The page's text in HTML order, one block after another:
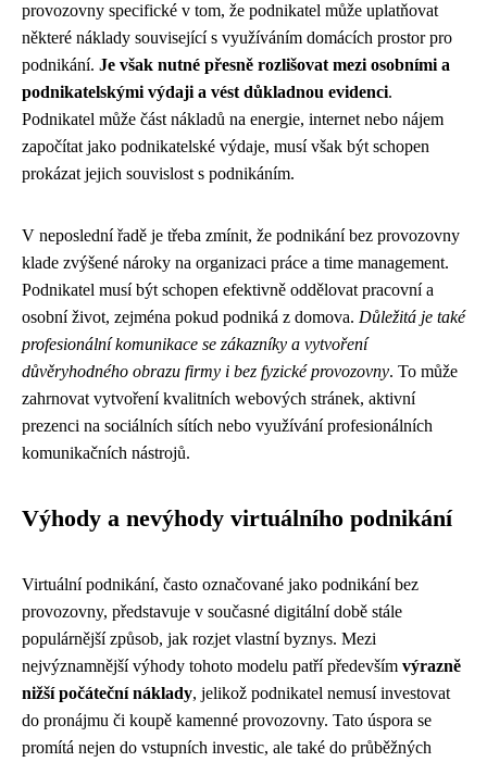
provozovny specifické v tom, že podnikatel může uplatňovat
některé náklady související s využíváním domácích prostor pro
podnikání. Je však nutné přesně rozlišovat mezi osobními a
podnikatelskými výdaji a vést důkladnou evidenci.
Podnikatel může část nákladů na energie, internet nebo nájem
započítat jako podnikatelské výdaje, musí však být schopen
prokázat jejich souvislost s podnikáním.
V neposlední řadě je třeba zmínit, že podnikání bez provozovny
klade zvýšené nároky na organizaci práce a time management.
Podnikatel musí být schopen efektivně oddělovat pracovní a
osobní život, zejména pokud podniká z domova. Důležitá je také
profesionální komunikace se zákazníky a vytvoření
důvěryhodného obrazu firmy i bez fyzické provozovny. To může
zahrnovat vytvoření kvalitních webových stránek, aktivní
prezenci na sociálních sítích nebo využívání profesionálních
komunikačních nástrojů.
Výhody a nevýhody virtuálního podnikání
Virtuální podnikání, často označované jako podnikání bez
provozovny, představuje v současné digitální době stále
populárnější způsob, jak rozjet vlastní byznys. Mezi
nejvýznamnější výhody tohoto modelu patří především výrazně
nižší počáteční náklady, jelikož podnikatel nemusí investovat
do pronájmu či koupě kamenné provozovny. Tato úspora se
promítá nejen do vstupních investic, ale také do průběžných